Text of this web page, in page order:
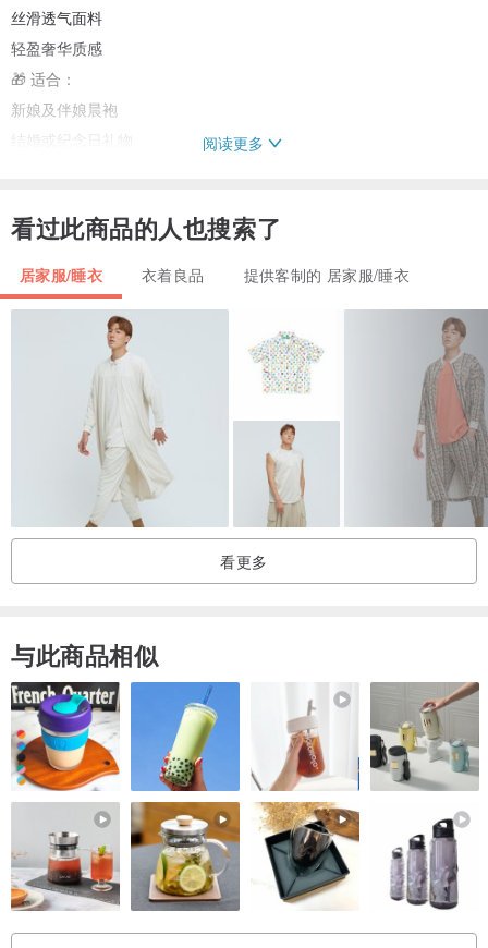
丝滑透气面料
轻盈奢华质感
🎁 适合：
新娘及伴娘晨袍
结婚或纪念日礼物
阅读更多
看过此商品的人也搜索了
居家服/睡衣 衣着良品 提供客制的 居家服/睡衣
看更多
与此商品相似